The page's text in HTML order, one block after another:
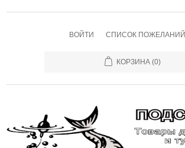
ВОЙТИ СПИСОК ПОЖЕЛАНИЙ
КОРЗИНА (0)